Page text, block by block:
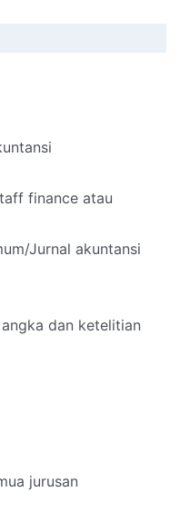
finance atau
Jurnal akuntansi
dan ketelitian
jurusan